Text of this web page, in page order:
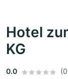
Hotel
KG
0.0